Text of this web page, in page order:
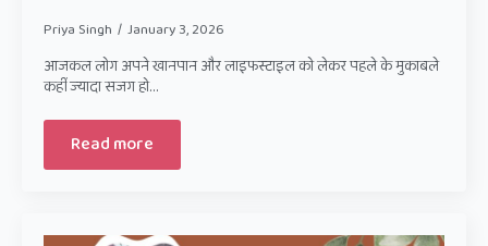
Priya Singh January 3, 2026
आजकल लोग अपने खानपान और लाइफस्टाइल को लेकर पहले के मुकाबले
कहीं ज्यादा सजग हो…
Read more